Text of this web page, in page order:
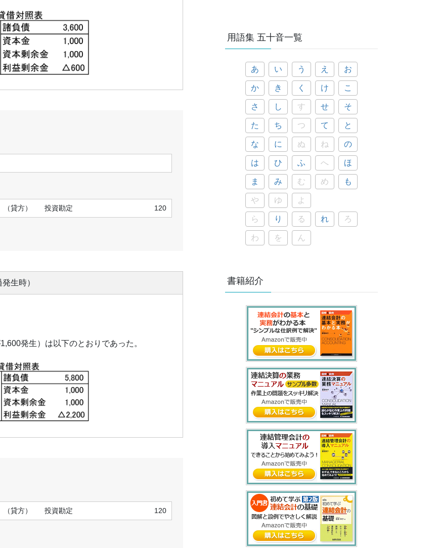
（貸方） 投資勘定 120
生時）
発生）は以下のとおりであった。
（貸方） 投資勘定 120
用語集 五十音一覧
あ い う え お
か き く け こ
さ し す せ そ
た ち つ て と
な に ぬ ね の
は ひ ふ へ ほ
ま み む め も
や ゆ よ
ら り る れ ろ
わ を ん
書籍紹介